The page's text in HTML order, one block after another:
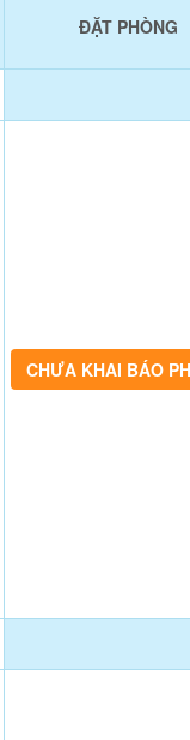
ĐẶT PHÒNG
CHƯA KHAI BÁO